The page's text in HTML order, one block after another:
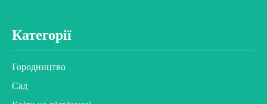
Категорії
Городництво
Сад